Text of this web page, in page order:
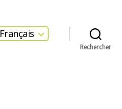
Français
Rechercher